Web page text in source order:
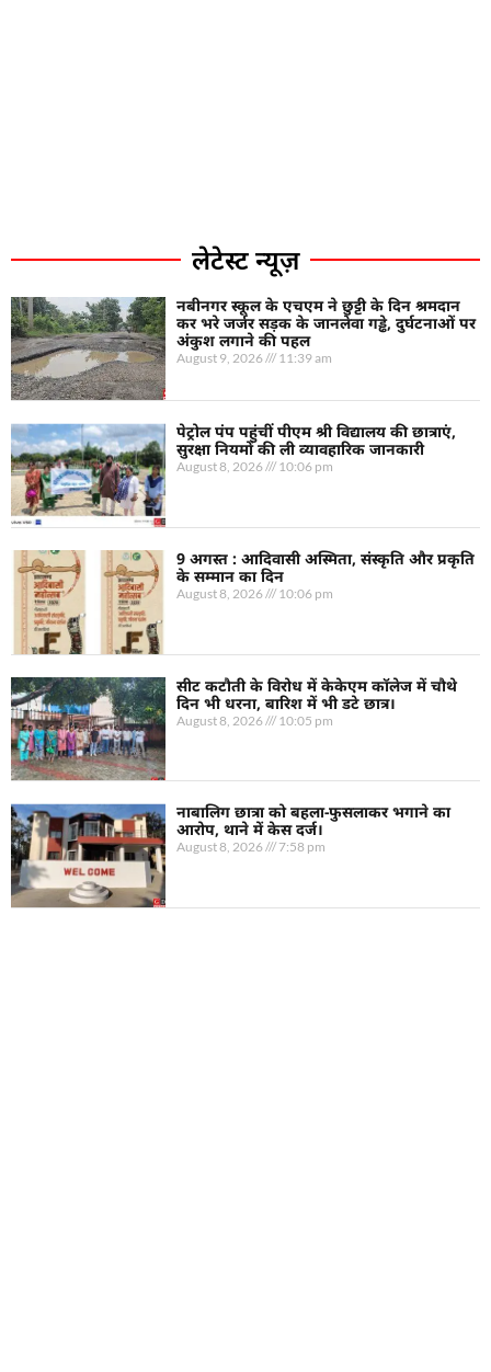
लेटेस्ट न्यूज़
नबीनगर स्कूल के एचएम ने छुट्टी के दिन श्रमदान
कर भरे जर्जर सड़क के जानलेवा गड्ढे, दुर्घटनाओं पर
अंकुश लगाने की पहल
August 9, 2026 11:39 am
पेट्रोल पंप पहुंचीं पीएम श्री विद्यालय की छात्राएं,
सुरक्षा नियमों की ली व्यावहारिक जानकारी
August 8, 2026 10:06 pm
9 अगस्त : आदिवासी अस्मिता, संस्कृति और प्रकृति
के सम्मान का दिन
August 8, 2026 10:06 pm
सीट कटौती के विरोध में केकेएम कॉलेज में चौथे
दिन भी धरना, बारिश में भी डटे छात्र।
August 8, 2026 10:05 pm
नाबालिग छात्रा को बहला-फुसलाकर भगाने का
आरोप, थाने में केस दर्ज।
August 8, 2026 7:58 pm